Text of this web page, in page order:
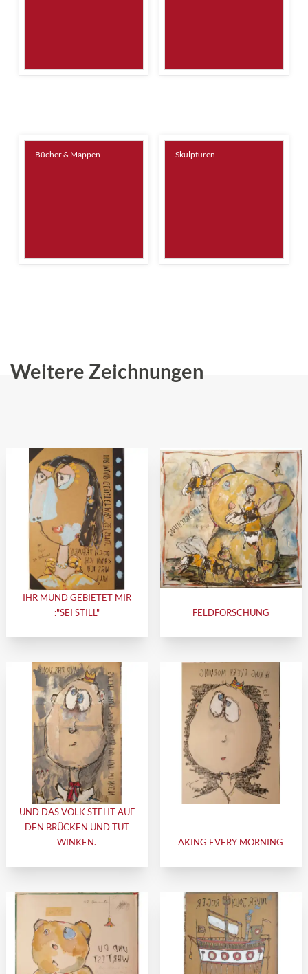
Bücher & Mappen Skulpturen
Weitere Zeichnungen
IHR MUND GEBIETET MIR
:"SEI STILL"
FELDFORSCHUNG
UND DAS VOLK STEHT AUF
DEN BRÜCKEN UND TUT
WINKEN.
AKING EVERY MORNING